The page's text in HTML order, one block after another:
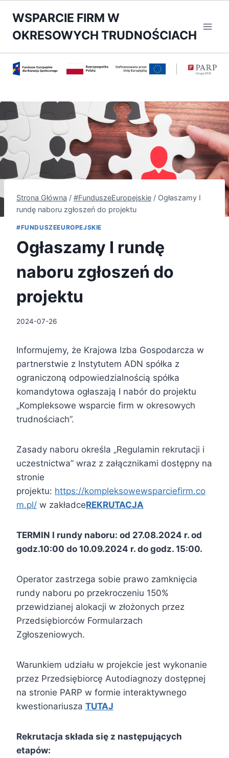
treści
WSPARCIE FIRM W
OKRESOWYCH TRUDNOŚCIACH
Strona Główna / #FunduszeEuropejskie / Ogłaszamy I
rundę naboru zgłoszeń do projektu
#FUNDUSZEEUROPEJSKIE
Ogłaszamy I rundę
naboru zgłoszeń do
projektu
2024-07-26
Informujemy, że Krajowa Izba Gospodarcza w
partnerstwie z Instytutem ADN spółka z
ograniczoną odpowiedzialnością spółka
komandytowa ogłaszają I nabór do projektu
„Kompleksowe wsparcie firm w okresowych
trudnościach”.
Zasady naboru określa „Regulamin rekrutacji i
uczestnictwa” wraz z załącznikami dostępny na
stronie
projektu: https://kompleksowewsparciefirm.co
m.pl/ w zakładceREKRUTACJA
TERMIN I rundy naboru: od 27.08.2024 r. od
godz.10:00 do 10.09.2024 r. do godz. 15:00.
Operator zastrzega sobie prawo zamknięcia
rundy naboru po przekroczeniu 150%
przewidzianej alokacji w złożonych przez
Przedsiębiorców Formularzach
Zgłoszeniowych.
Warunkiem udziału w projekcie jest wykonanie
przez Przedsiębiorcę Autodiagnozy dostępnej
na stronie PARP w formie interaktywnego
kwestionariusza TUTAJ
Rekrutacja składa się z następujących
etapów: